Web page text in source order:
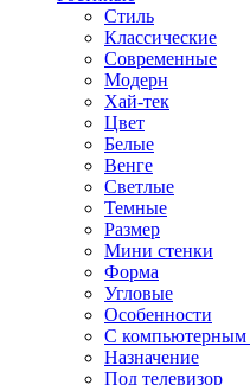
Стиль
Классические
Современные
Модерн
Хай-тек
Цвет
Белые
Венге
Светлые
Темные
Размер
Мини стенки
Форма
Угловые
Особенности
С компьютерным
Назначение
Под телевизор